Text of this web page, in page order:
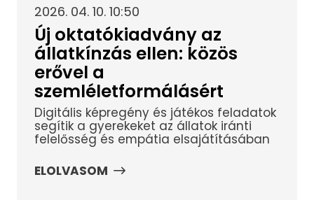
2026. 04. 10. 10:50
Új oktatókiadvány az
állatkínzás ellen: közös
erővel a
szemléletformálásért
Digitális képregény és játékos feladatok
segítik a gyerekeket az állatok iránti
felelősség és empátia elsajátításában
ELOLVASOM